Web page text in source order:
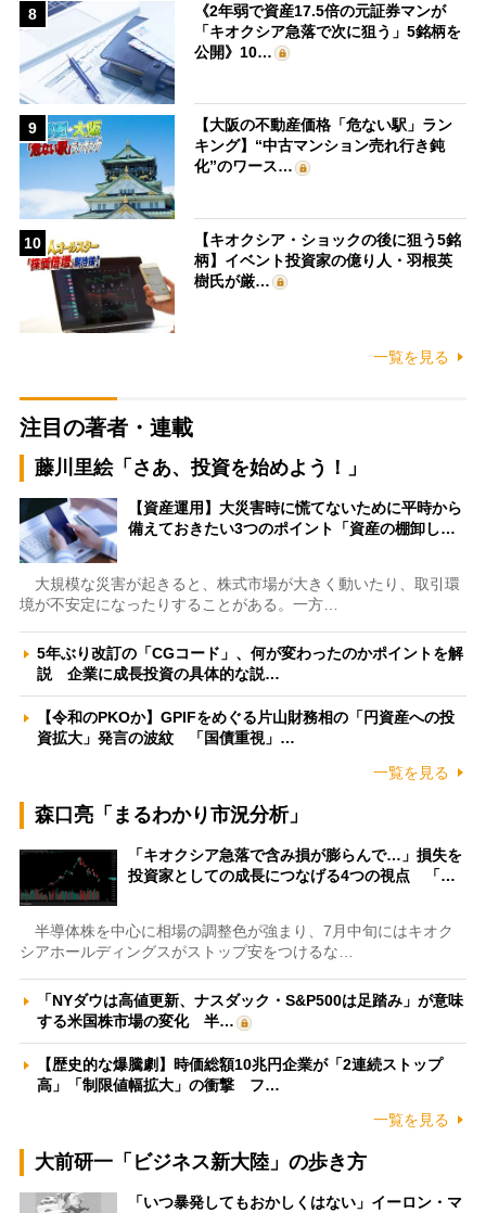
8
《2年弱で資産17.5倍の元証券マンが
「キオクシア急落で次に狙う」5銘柄を
公開》10…
9
【大阪の不動産価格「危ない駅」ラン
キング】“中古マンション売れ行き鈍
化”のワース…
10
【キオクシア・ショックの後に狙う5銘
柄】イベント投資家の億り人・羽根英
樹氏が厳…
一覧を見る
注目の著者・連載
藤川里絵「さあ、投資を始めよう！」
【資産運用】大災害時に慌てないために平時から
備えておきたい3つのポイント「資産の棚卸し…
大規模な災害が起きると、株式市場が大きく動いたり、取引環
境が不安定になったりすることがある。一方…
5年ぶり改訂の「CGコード」、何が変わったのかポイントを解
説 企業に成長投資の具体的な説…
【令和のPKOか】GPIFをめぐる片山財務相の「円資産への投
資拡大」発言の波紋 「国債重視」…
一覧を見る
森口亮「まるわかり市況分析」
「キオクシア急落で含み損が膨らんで…」損失を
投資家としての成長につなげる4つの視点 「…
半導体株を中心に相場の調整色が強まり、7月中旬にはキオク
シアホールディングスがストップ安をつけるな…
「NYダウは高値更新、ナスダック・S&P500は足踏み」が意味
する米国株市場の変化 半…
【歴史的な爆騰劇】時価総額10兆円企業が「2連続ストップ
高」「制限値幅拡大」の衝撃 フ…
一覧を見る
大前研一「ビジネス新大陸」の歩き方
「いつ暴発してもおかしくはない」イーロン・マ